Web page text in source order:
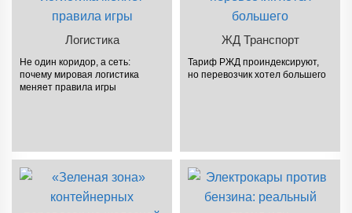
Логистика
Не один коридор, а сеть:
почему мировая логистика
меняет правила игры
ЖД Транспорт
Тариф РЖД проиндексируют,
но перевозчик хотел большего